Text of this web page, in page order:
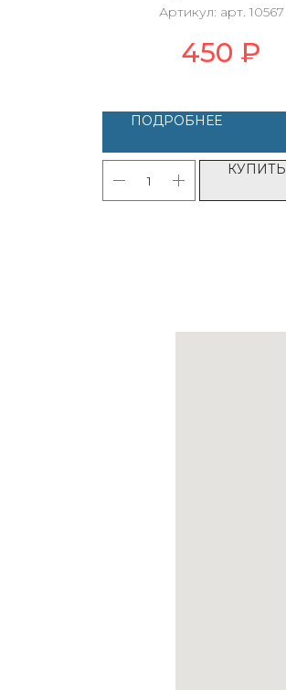
Артикул: арт. 10567
450 ₽
ПОДРОБНЕЕ
КУПИТЬ